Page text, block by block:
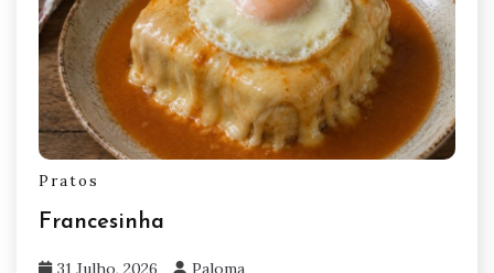
Pratos
Francesinha
31 Julho, 2026 Paloma